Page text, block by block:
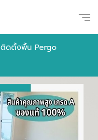
ติดตั้งพื้น Pergo